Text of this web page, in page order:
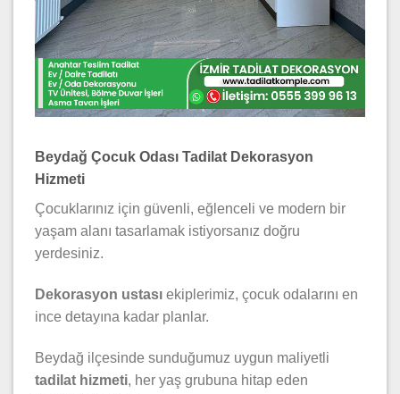
Beydağ Çocuk Odası Tadilat Dekorasyon
Hizmeti
Çocuklarınız için güvenli, eğlenceli ve modern bir
yaşam alanı tasarlamak istiyorsanız doğru
yerdesiniz.
Dekorasyon ustası ekiplerimiz, çocuk odalarını en
ince detayına kadar planlar.
Beydağ ilçesinde sunduğumuz uygun maliyetli
tadilat hizmeti, her yaş grubuna hitap eden